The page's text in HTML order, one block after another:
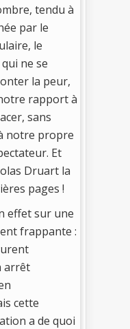
tendu à
par le
le
ne se
la peur,
rapport à
sans
notre propre
Et
Druart la
pages !
effet sur une
frappante :
arrêt
cette
a de quoi